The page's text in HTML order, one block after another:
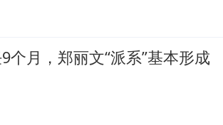
个月，郑丽文“派系”基本形成